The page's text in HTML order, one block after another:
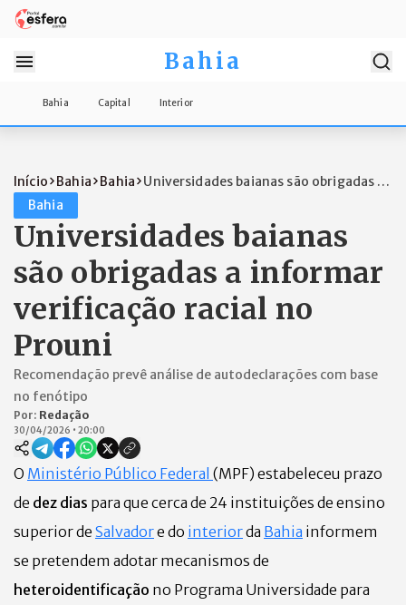
Bahia
Bahia Capital Interior
Início Bahia Bahia
Universidades baianas são obrigadas a
Bahia
Universidades baianas
são obrigadas a informar
verificação racial no
Prouni
Recomendação prevê análise de autodeclarações com base
no fenótipo
Por: Redação
30/04/2026 • 20:00
O Ministério Público Federal (MPF) estabeleceu prazo
de dez dias para que cerca de 24 instituições de ensino
superior de Salvadore do interiorda Bahia informem
se pretendem adotar mecanismos de
heteroidentificação no Programa Universidade para